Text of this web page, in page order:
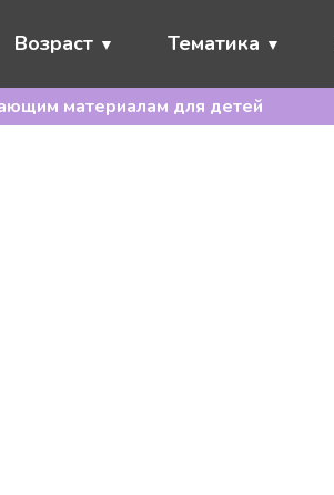
Возраст Тематика
материалам для детей